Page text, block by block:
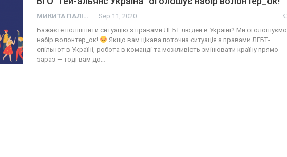
МИКИТА ПАЛІЙ Sep 11, 2020
Бажаєте поліпшити ситуацію з правами ЛГБТ людей в Україні? Ми оголошуємо
набір волонтер_ок!
Якщо вам цікава поточна ситуація з правами ЛГБТ-
спільнот в Україні, робота в команді та можливість змінювати країну прямо
зараз — тоді вам до…